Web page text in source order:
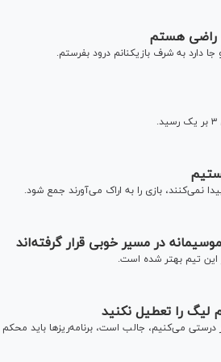
راضی هستم
دارد به شرف بازیکنانم درود بفرستم.
نمی‌کنند، بازی را به اراک می‌آورند جمع شود.
در مسیر خوبی قرار گرفته‌اند
این تیم بهتر شده است.
می‌کنیم، جالب است، برنامه‌ریز‌ها باید محکم